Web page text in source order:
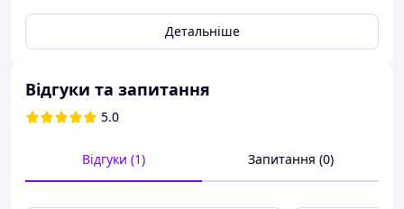
Точная длина кабеля.
Качественные розетки и вилки
производства Турция.
Производитель
Тип удлинителя
Удлинитель
Детальніше
Відгуки та запитання
5.0
Відгуки (1) Запитання (0)